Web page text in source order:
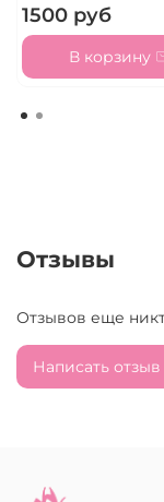
1500 руб
В корзину
Отзывы
Отзывов еще
Написать отзыв